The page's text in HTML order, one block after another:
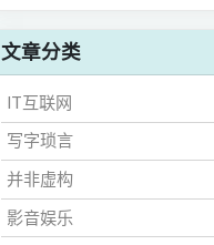
文章分类
IT互联网
写字琐言
并非虚构
影音娱乐